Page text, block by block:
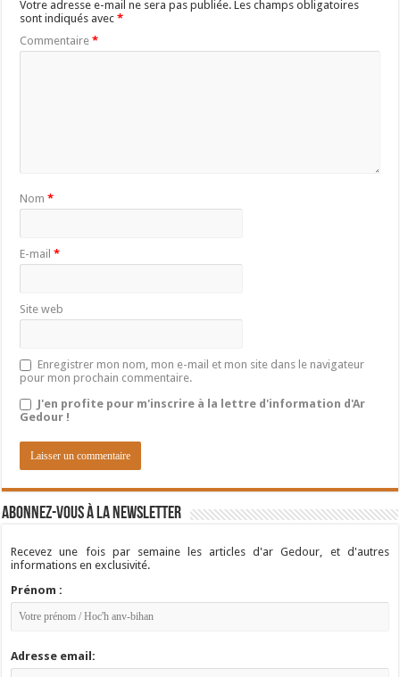
Votre adresse e-mail ne sera pas publiée. Les champs obligatoires
sont indiqués avec*
Commentaire*
Nom*
E-mail*
Site web
Enregistrer mon nom, mon e-mail et mon site dans le navigateur
pour mon prochain commentaire.
J'en profite pour m'inscrire à la lettre d'information d'Ar
Gedour !
Abonnez-vous à la newsletter
Recevez une fois par semaine les articles d'ar Gedour, et d'autres
informations en exclusivité.
Prénom :
Adresse email: